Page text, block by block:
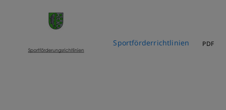
Sportförderrichtlinien PDF